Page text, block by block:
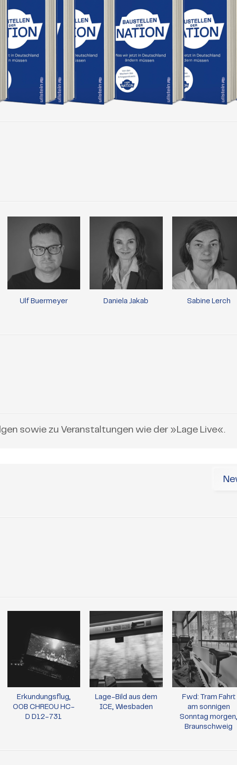
Ulf Buermeyer Daniela Jakab Sabine Lerch
sowie zu Veranstaltungen wie der »Lage Live«.
Erkundungsflug,
OOB CHREOU HC-
D D12-731
Lage-Bild aus dem
ICE, Wiesbaden
Fwd: Tram Fahrt
am sonnigen
Sonntag morgen,
Braunschweig